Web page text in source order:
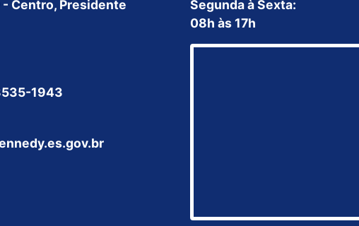
- Centro, Presidente
1943
Segunda à Sexta:
08h às 17h